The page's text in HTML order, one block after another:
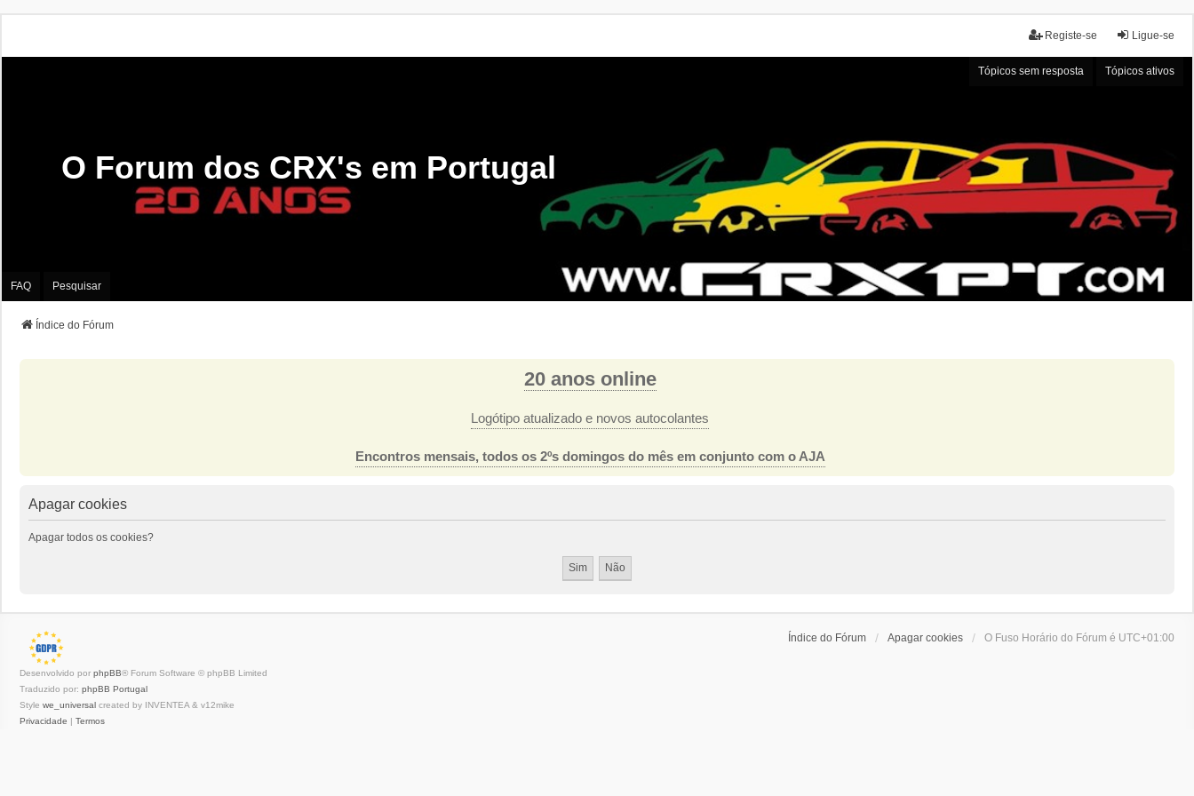
Ligue-se
Registe-se
Tópicos sem resposta Tópicos ativos
O Forum dos CRX's em Portugal
FAQ Pesquisar
Índice do Fórum
20 anos online
Logótipo atualizado e novos autocolantes
Encontros mensais, todos os 2ºs domingos do mês em conjunto com o AJA
Apagar cookies
Apagar todos os cookies?
Índice do Fórum Apagar cookies O Fuso Horário do Fórum é UTC+01:00
Desenvolvido por phpBB® Forum Software © phpBB Limited
Traduzido por: phpBB Portugal
Style we_universal created by INVENTEA & v12mike
Privacidade | Termos